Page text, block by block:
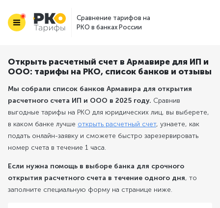
Сравнение тарифов на
РКО в банках России
Открыть расчетный счет в Армавире для ИП и
ООО: тарифы на РКО, список банков и отзывы
Мы собрали список банков Армавира для открытия
расчетного счета ИП и ООО в 2025 году. Сравнив
выгодные тарифы на РКО для юридических лиц, вы выберете,
в каком банке лучше открыть расчетный счет, узнаете, как
подать онлайн-заявку и сможете быстро зарезервировать
номер счета в течение 1 часа.
Если нужна помощь в выборе банка для срочного
открытия расчетного счета в течение одного дня, то
заполните специальную форму на странице ниже.